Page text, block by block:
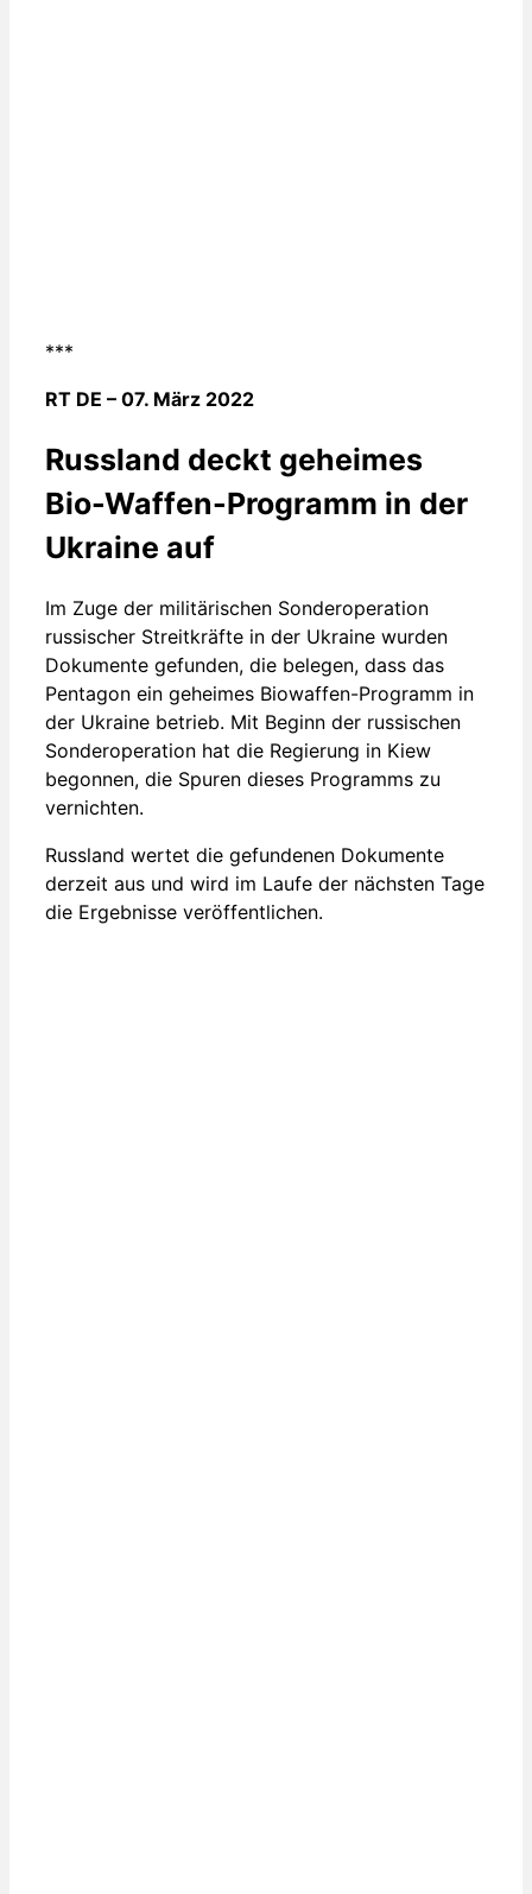
***
RT DE – 07. März 2022
Russland deckt geheimes
Bio-Waffen-Programm in der
Ukraine auf
Im Zuge der militärischen Sonderoperation
russischer Streitkräfte in der Ukraine wurden
Dokumente gefunden, die belegen, dass das
Pentagon ein geheimes Biowaffen-Programm in
der Ukraine betrieb. Mit Beginn der russischen
Sonderoperation hat die Regierung in Kiew
begonnen, die Spuren dieses Programms zu
vernichten.
Russland wertet die gefundenen Dokumente
derzeit aus und wird im Laufe der nächsten Tage
die Ergebnisse veröffentlichen.